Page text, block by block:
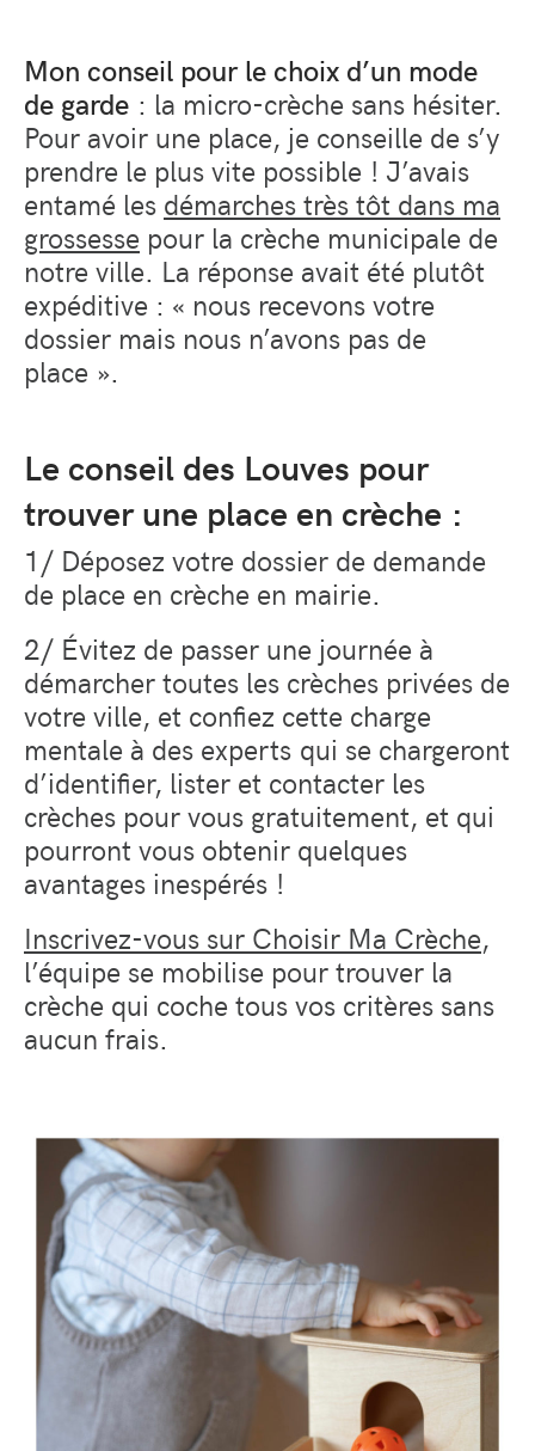
Mon conseil pour le choix d’un mode
de garde : la micro-crèche sans hésiter.
Pour avoir une place, je conseille de s’y
prendre le plus vite possible ! J’avais
entamé les démarches très tôt dans ma
grossesse pour la crèche municipale de
notre ville. La réponse avait été plutôt
expéditive : « nous recevons votre
dossier mais nous n’avons pas de
place ».
Le conseil des Louves pour
trouver une place en crèche :
1/ Déposez votre dossier de demande
de place en crèche en mairie.
2/ Évitez de passer une journée à
démarcher toutes les crèches privées de
votre ville, et confiez cette charge
mentale à des experts qui se chargeront
d’identifier, lister et contacter les
crèches pour vous gratuitement, et qui
pourront vous obtenir quelques
avantages inespérés !
Inscrivez-vous sur Choisir Ma Crèche,
l’équipe se mobilise pour trouver la
crèche qui coche tous vos critères sans
aucun frais.